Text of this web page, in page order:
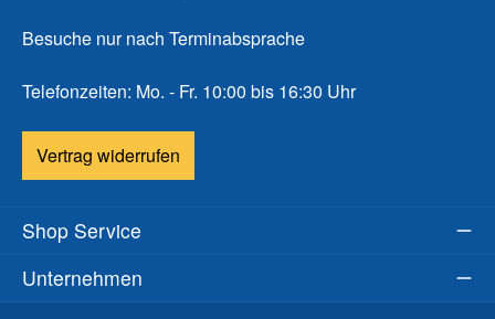
Besuche nur nach Terminabsprache
Telefonzeiten: Mo. - Fr. 10:00 bis 16:30 Uhr
Vertrag widerrufen
Shop Service
Unternehmen